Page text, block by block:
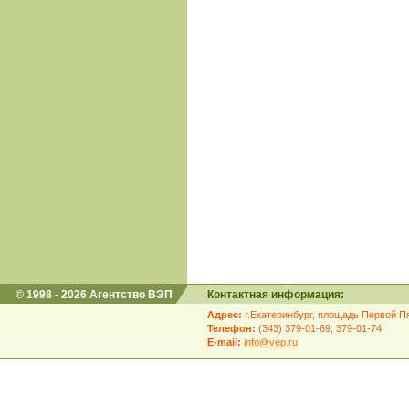
© 1998 - 2026 Агентство ВЭП Контактная информация:
Адрес: г.Екатеринбург, площадь Первой
Телефон: (343) 379-01-69; 379-01-74
E-mail: info@vep.ru